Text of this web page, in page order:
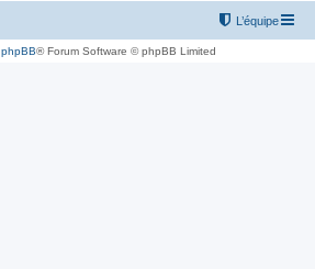
L’équipe
phpBB® Forum Software © phpBB Limited